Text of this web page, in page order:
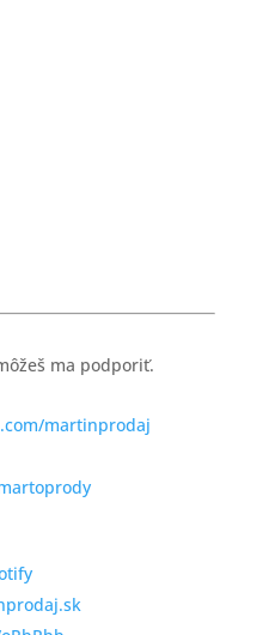
ma podporiť.
martinprodaj